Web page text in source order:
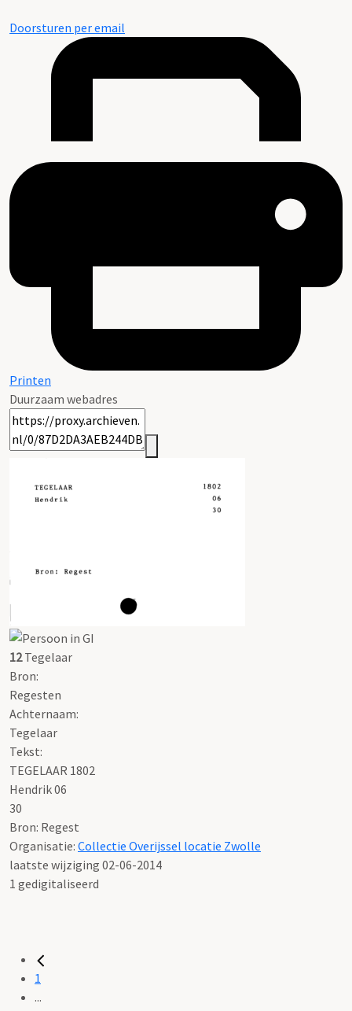
Doorsturen per email
Printen
Duurzaam webadres
12Tegelaar
Bron:
Regesten
Achternaam:
Tegelaar
Tekst:
TEGELAAR 1802
Hendrik 06
30
Bron: Regest
Organisatie: Collectie Overijssel locatie Zwolle
laatste wijziging 02-06-2014
1 gedigitaliseerd
1
...